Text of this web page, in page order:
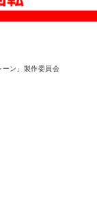
ン」製作委員会